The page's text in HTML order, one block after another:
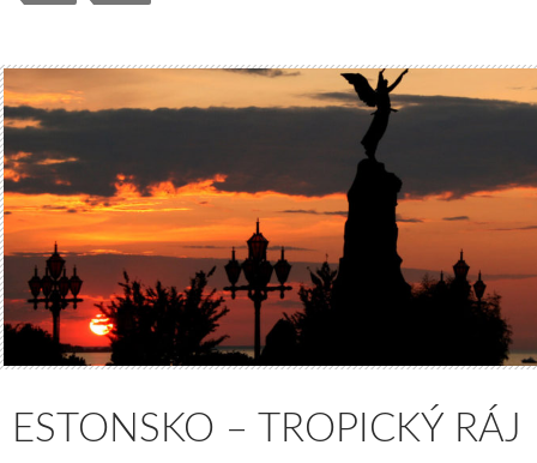
ESTONSKO – TROPICKÝ RÁJ